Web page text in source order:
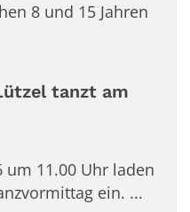
8 und 15 Jahren
tanzt am
um 11.00 Uhr laden
ein. ...